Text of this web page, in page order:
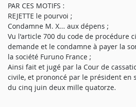
PAR CES MOTIFS :
REJETTE le pourvoi ;
Condamne M. X... aux dépens ;
Vu l'article 700 du code de procédure
demande et le condamne à payer la
la société Furuno France ;
Ainsi fait et jugé par la Cour de
civile, et prononcé par le président en
du cinq juin deux mille quatorze.